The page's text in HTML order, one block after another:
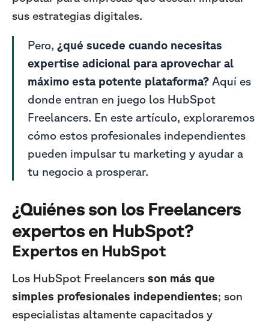
sus estrategias digitales.
Pero, ¿qué sucede cuando necesitas
expertise adicional para aprovechar al
máximo esta potente plataforma? Aquí es
donde entran en juego los HubSpot
Freelancers. En este artículo, exploraremos
cómo estos profesionales independientes
pueden impulsar tu marketing y ayudar a
tu negocio a prosperar.
¿Quiénes son los Freelancers
expertos en HubSpot?
Expertos en HubSpot
Los HubSpot Freelancers son más que
simples profesionales independientes; son
especialistas altamente capacitados y